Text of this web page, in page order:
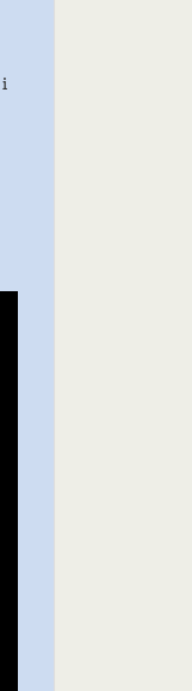
i